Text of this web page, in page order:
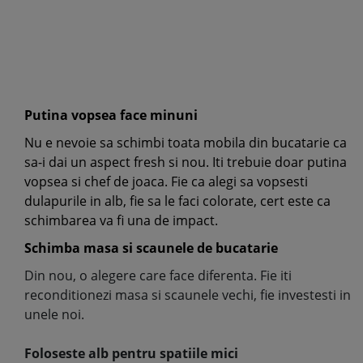
Putina vopsea face minuni
Nu e nevoie sa schimbi toata mobila din bucatarie ca
sa-i dai un aspect fresh si nou. Iti trebuie doar putina
vopsea si chef de joaca. Fie ca alegi sa vopsesti
dulapurile in alb, fie sa le faci colorate, cert este ca
schimbarea va fi una de impact.
Schimba masa si scaunele de bucatarie
Din nou, o alegere care face diferenta. Fie iti
reconditionezi masa si scaunele vechi, fie investesti in
unele noi.
Foloseste alb pentru spatiile mici